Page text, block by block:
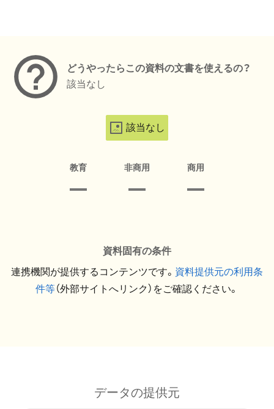
どうやったらこの資料の文書を使えるの？
該当なし
該当なし
教育 非商用 商用
資料固有の条件
連携機関が提供するコンテンツです。 資料提供元の利用条
件等（外部サイトへリンク）をご確認ください。
データの提供元